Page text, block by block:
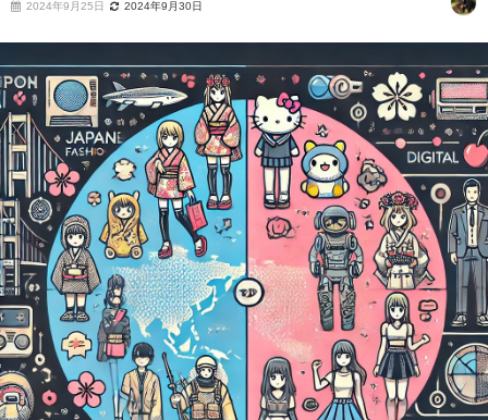
2024年9月25日 2024年9月30日